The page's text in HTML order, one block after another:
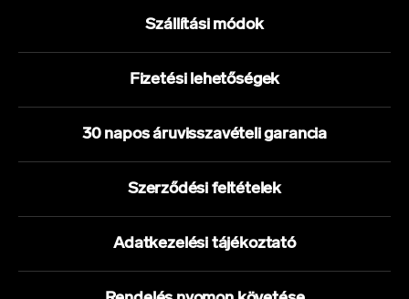
Szállítási módok
Fizetési lehetőségek
30 napos áruvisszavételi garancia
Szerződési feltételek
Adatkezelési tájékoztató